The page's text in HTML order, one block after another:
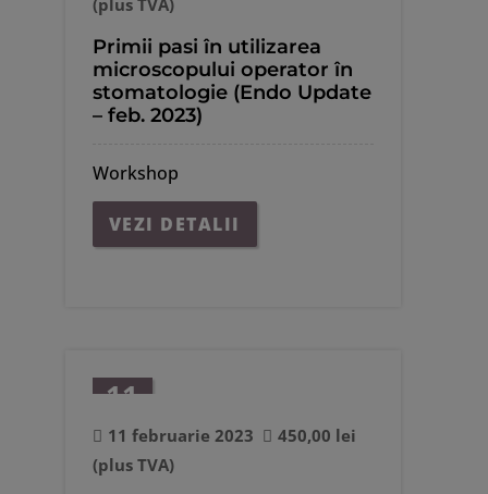
(plus TVA)
Primii pasi în utilizarea
microscopului operator în
stomatologie (Endo Update
– feb. 2023)
Workshop
VEZI DETALII
11
feb.
11 februarie 2023 450,00 lei
(plus TVA)